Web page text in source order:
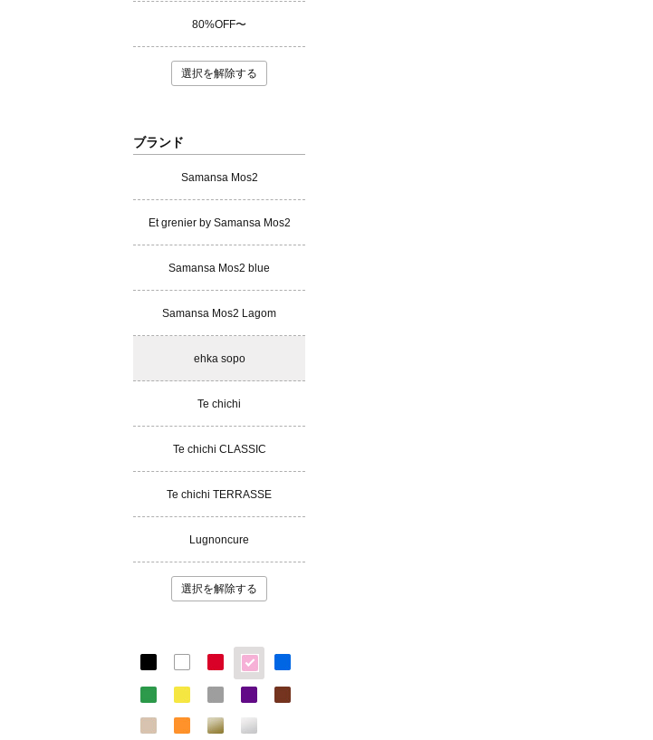
80%OFF〜
選択を解除する
ブランド
Samansa Mos2
Et grenier by Samansa Mos2
Samansa Mos2 blue
Samansa Mos2 Lagom
ehka sopo
Te chichi
Te chichi CLASSIC
Te chichi TERRASSE
Lugnoncure
選択を解除する